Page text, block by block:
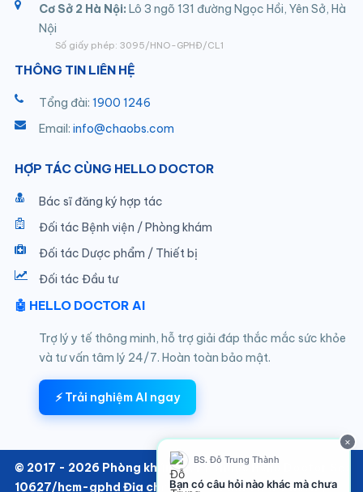
×
BS. Đỗ Trung Thành
Bạn có câu hỏi nào khác mà chưa
Cơ Sở 2 Hà Nội: Lô 3 ngõ 131 đường Ngọc Hồi, Yên Sở, Hà
Nội
Số giấy phép: 3095/HNO-GPHĐ/CL1
THÔNG TIN LIÊN HỆ
Tổng đài: 1900 1246
Email: info@chaobs.com
HỢP TÁC CÙNG HELLO DOCTOR
Bác sĩ đăng ký hợp tác
Đối tác Bệnh viện / Phòng khám
Đối tác Dược phẩm / Thiết bị
Đối tác Đầu tư
🤖 HELLO DOCTOR AI
Trợ lý y tế thông minh, hỗ trợ giải đáp thắc mắc sức khỏe
và tư vấn tâm lý 24/7. Hoàn toàn bảo mật.
⚡ Trải nghiệm AI ngay
© 2017 - 2026 Phòng khám SKTT thuộc Hello Doctor Số:
10627/hcm-gphd Địa chỉ: 152/6 Thành Thái, Phường